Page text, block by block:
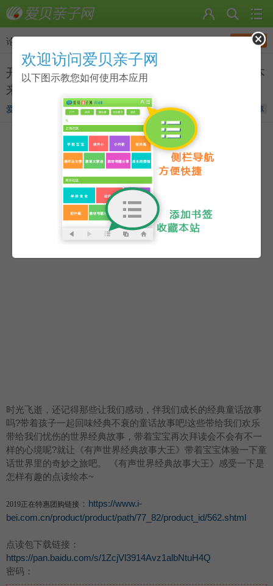
论坛 发帖
开团|有趣的《有声世界经典故事大王》点读绘本
来了，附点读包下载
收藏
爱贝宝宝 发表于2018-06-29 14:04
时光飞逝，还记得那些让我们感动，伴我们成长的经典童话故事
吗?带着孩子一起回味经典不衰的童话故事吧!这些带给我们欢乐
带给我们忧伤的世界经典故事，带着宝宝再次拜读会不会有不一
样的心境呢?就让《有声世界经典故事大王》带着宝宝体验一下童
话世界里的奇妙之旅吧。 《有声世界经典故事大王》感受一下是
怎样有趣的点读绘本~
2019正在特惠团购链接 ： https://www.i-
bei.com.cn/product/product/path/77_82/product_id/562.shtml
点读包下载链接：
https://pan.baidu.com/s/1ZcjVl3914Avz1albNtuH4Q
密码：
欢迎访问爱贝亲子网
以下图示教您如何使用本应用